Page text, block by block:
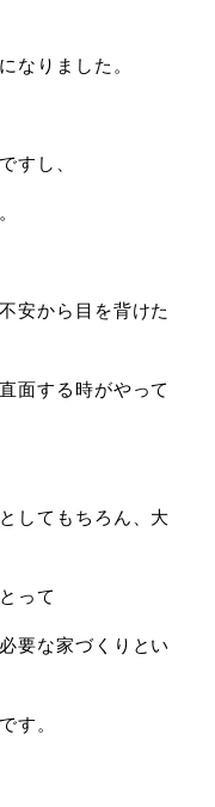
なりました。
すし、
安から目を背けた
面する時がやって
してもちろん、大
って
要な家づくりとい
す。